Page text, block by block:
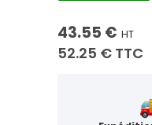
43.55 € HT
52.25 € TTC